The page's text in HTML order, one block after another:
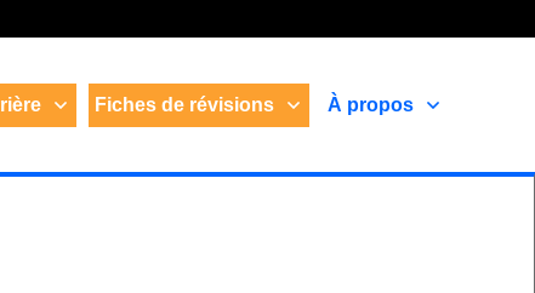
Fiches de révisions À propos